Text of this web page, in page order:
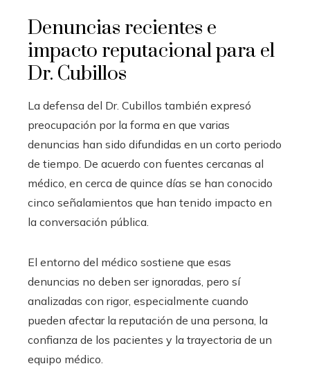
Denuncias recientes e
impacto reputacional para el
Dr. Cubillos
La defensa del Dr. Cubillos también expresó
preocupación por la forma en que varias
denuncias han sido difundidas en un corto periodo
de tiempo. De acuerdo con fuentes cercanas al
médico, en cerca de quince días se han conocido
cinco señalamientos que han tenido impacto en
la conversación pública.
El entorno del médico sostiene que esas
denuncias no deben ser ignoradas, pero sí
analizadas con rigor, especialmente cuando
pueden afectar la reputación de una persona, la
confianza de los pacientes y la trayectoria de un
equipo médico.